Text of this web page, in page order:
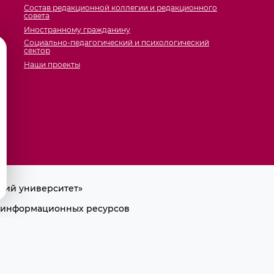
Состав редакционной коллегии и редакционного
совета
Иностранному гражданину
Социально-педагогический и психологический
сектор
Наши проекты
университет»
информационных ресурсов
на первоисточник.